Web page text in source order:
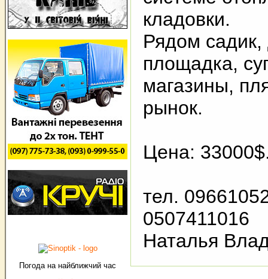
Погода на найближчий час
кладовки.
Рядом садик,
площадка,
магазины,
рынок.
Цена:
тел.
0507411016
Наталья